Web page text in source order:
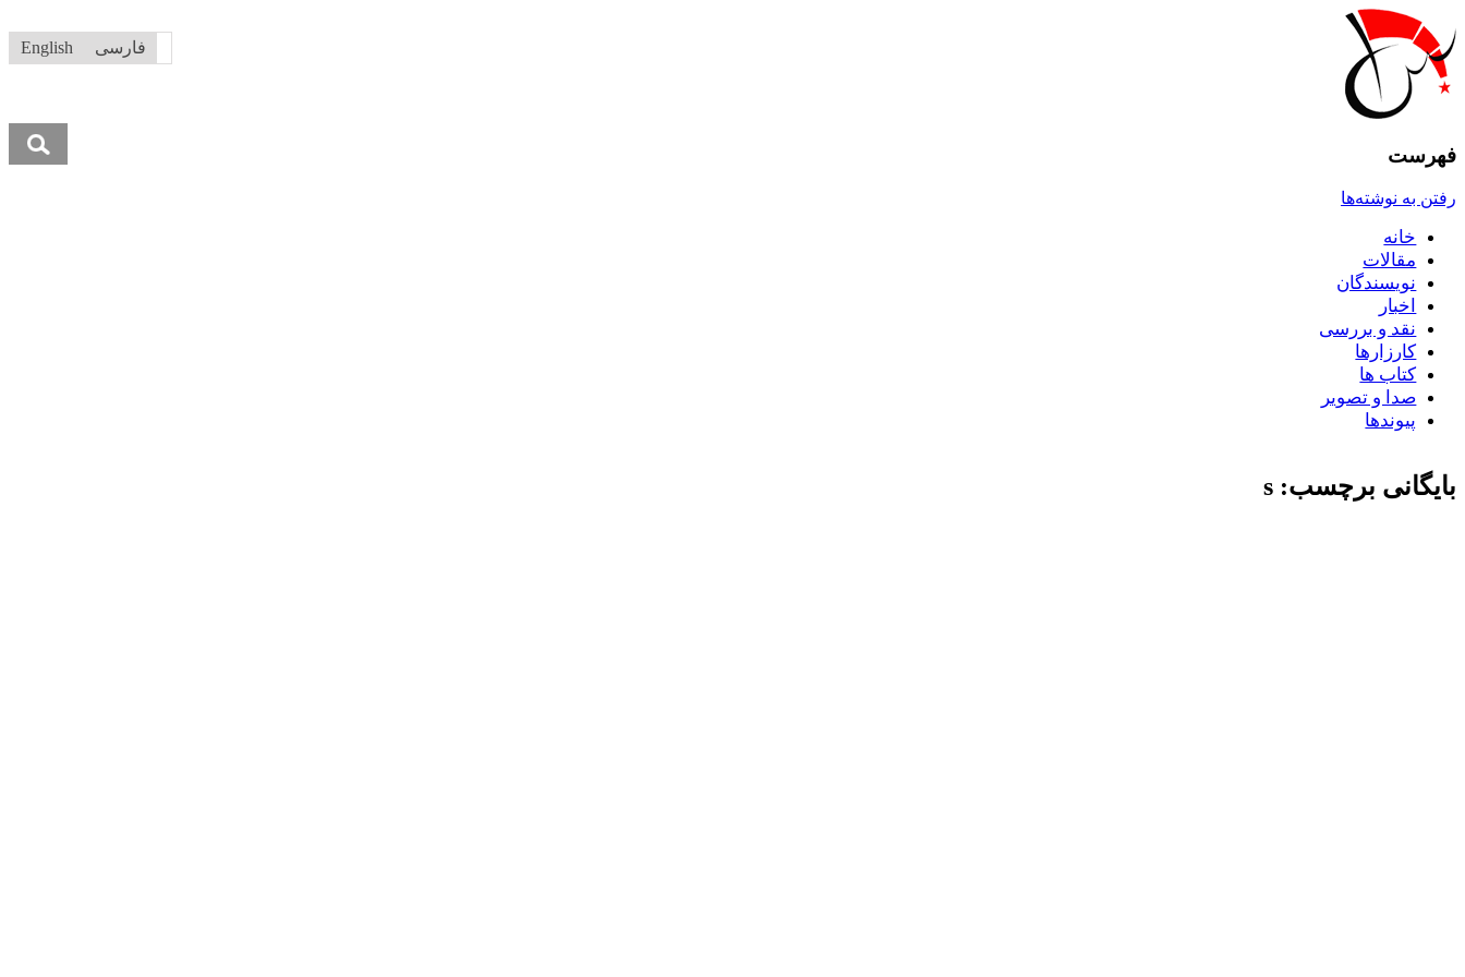
فارسی English
فهرست
رفتن به نوشته‌ها
خانه
مقالات
نويسندگان
اخبار
نقد و بررسى
کارزارها
کتاب ها
صدا و تصوير
پيوندها
بایگانی برچسب: s